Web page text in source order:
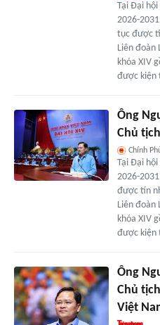
Tại Đại hội
2026-
tục được
Liên đoàn
khóa XIV
được kiện
Ông
Chủ
Chính
Tại Đại hội
2026-
được tín
Liên đoàn
khóa XIV
được kiện
Ông
Chủ
Việt